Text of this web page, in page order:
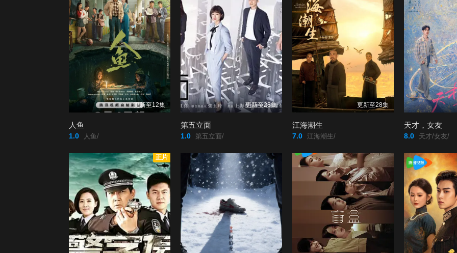
更新至12集
人鱼
1.0 人鱼/
更新至28集
第五立面
1.0 第五立面/
更新至28集
江海潮生
7.0 江海潮生/
天才，女友
8.0 天才/女友/
正片